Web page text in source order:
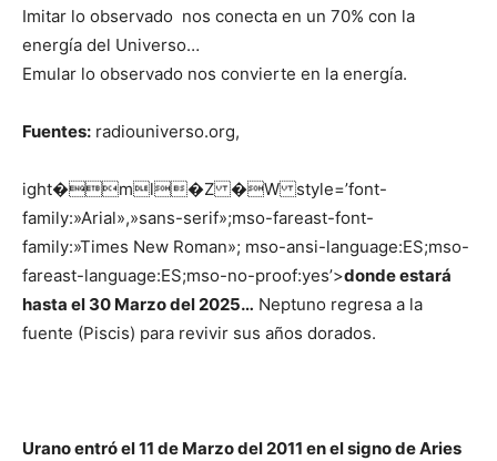
Imitar lo observado nos conecta en un 70% con la
energía del Universo…
Emular lo observado nos convierte en la energía.
Fuentes: radiouniverso.org,
ight�ml�Z �W style=’font-
family:»Arial»,»sans-serif»;mso-fareast-font-
family:»Times New Roman»; mso-ansi-language:ES;mso-
fareast-language:ES;mso-no-proof:yes’>donde estará
hasta el 30 Marzo del 2025… Neptuno regresa a la
fuente (Piscis) para revivir sus años dorados.
Uranoentró el 11 de Marzo del 2011 en el signo de Aries